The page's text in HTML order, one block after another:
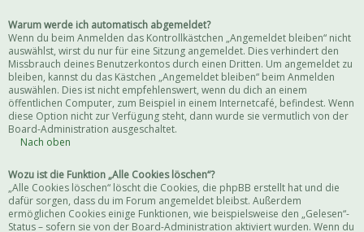
Warum werde ich automatisch abgemeldet?
Wenn du beim Anmelden das Kontrollkästchen „Angemeldet bleiben“ nicht
auswählst, wirst du nur für eine Sitzung angemeldet. Dies verhindert den
Missbrauch deines Benutzerkontos durch einen Dritten. Um angemeldet zu
bleiben, kannst du das Kästchen „Angemeldet bleiben“ beim Anmelden
auswählen. Dies ist nicht empfehlenswert, wenn du dich an einem
öffentlichen Computer, zum Beispiel in einem Internetcafé, befindest. Wenn
diese Option nicht zur Verfügung steht, dann wurde sie vermutlich von der
Board-Administration ausgeschaltet.
Nach oben
Wozu ist die Funktion „Alle Cookies löschen“?
„Alle Cookies löschen“ löscht die Cookies, die phpBB erstellt hat und die
dafür sorgen, dass du im Forum angemeldet bleibst. Außerdem
ermöglichen Cookies einige Funktionen, wie beispielsweise den „Gelesen“-
Status – sofern sie von der Board-Administration aktiviert wurden. Wenn du